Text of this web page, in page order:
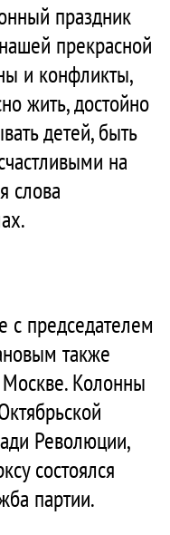
праздник
прекрасной
и конфликты,
жить, достойно
детей, быть
на
слова
с председателем
также
Колонны
Революции,
состоялся
партии.